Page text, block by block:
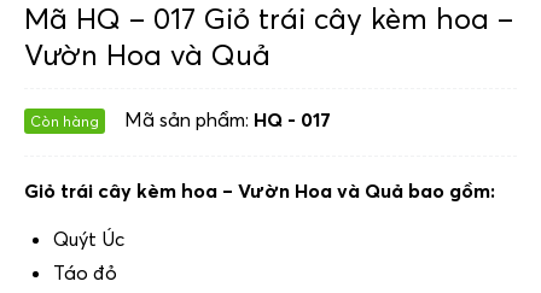
Mã HQ – 017 Giỏ trái cây kèm hoa –
Vườn Hoa và Quả
Còn hàng Mã sản phẩm: HQ - 017
Giỏ trái cây kèm hoa – Vườn Hoa và Quả bao gồm:
Quýt Úc
Táo đỏ